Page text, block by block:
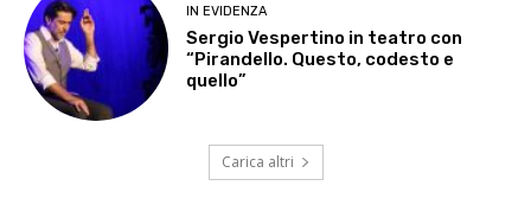
IN EVIDENZA
Sergio Vespertino in teatro con
“Pirandello. Questo, codesto e
quello”
Carica altri